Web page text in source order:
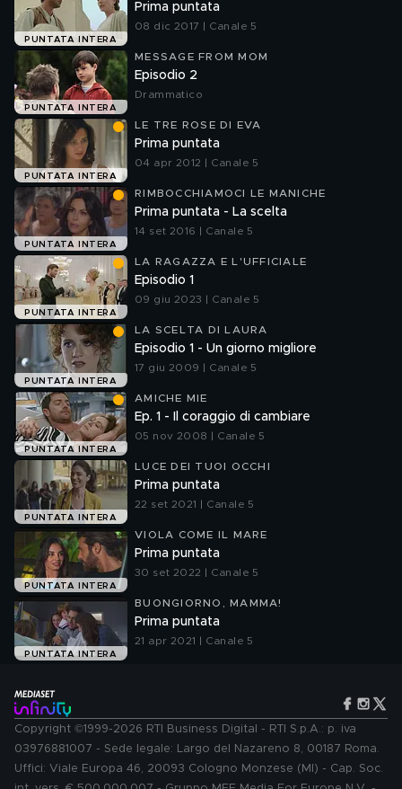
PUNTATA INTERA
Prima puntata
08 dic 2017 | Canale 5
PUNTATA INTERA
MESSAGE FROM MOM
Episodio 2
Drammatico
PUNTATA INTERA
LE TRE ROSE DI EVA
Prima puntata
04 apr 2012 | Canale 5
PUNTATA INTERA
RIMBOCCHIAMOCI LE MANICHE
Prima puntata - La scelta
14 set 2016 | Canale 5
PUNTATA INTERA
LA RAGAZZA E L'UFFICIALE
Episodio 1
09 giu 2023 | Canale 5
PUNTATA INTERA
LA SCELTA DI LAURA
Episodio 1 - Un giorno migliore
17 giu 2009 | Canale 5
PUNTATA INTERA
AMICHE MIE
Ep. 1 - Il coraggio di cambiare
05 nov 2008 | Canale 5
PUNTATA INTERA
LUCE DEI TUOI OCCHI
Prima puntata
22 set 2021 | Canale 5
PUNTATA INTERA
VIOLA COME IL MARE
Prima puntata
30 set 2022 | Canale 5
PUNTATA INTERA
BUONGIORNO, MAMMA!
Prima puntata
21 apr 2021 | Canale 5
Copyright ©1999-2026 RTI Business Digital - RTI S.p.A.: p. iva
03976881007 - Sede legale: Largo del Nazareno 8, 00187 Roma.
Uffici: Viale Europa 46, 20093 Cologno Monzese (MI) - Cap. Soc.